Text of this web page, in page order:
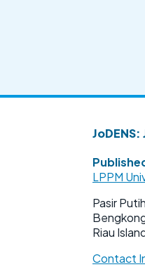
LPPM
Pasir
Riau
Contact